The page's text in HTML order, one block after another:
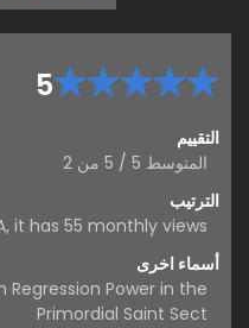
5
التقييم
المتوسط 5
/
5 من 2
الترتيب
it has 55 monthly views
أسماء اخرى
Regression Power in the
Primordial Saint Sect